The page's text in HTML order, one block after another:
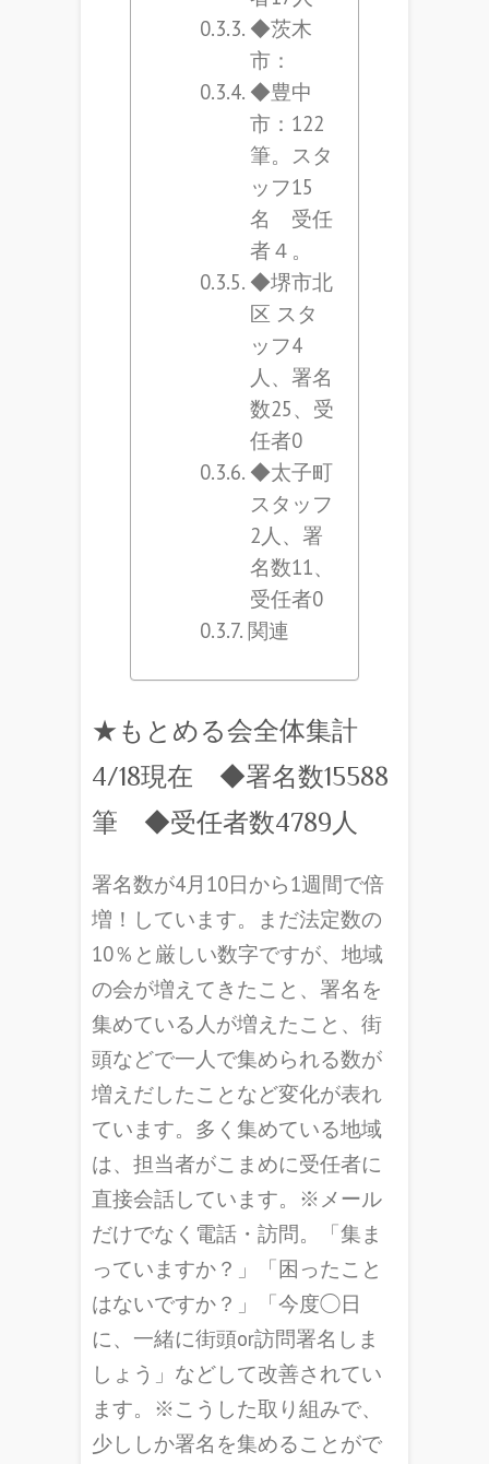
◆茨木
市：
◆豊中
市：122
筆。スタ
ッフ15
名 受任
者４。
◆堺市北
区 スタ
ッフ4
人、署名
数25、受
任者0
◆太子町
スタッフ
2人、署
名数11、
受任者0
関連
★もとめる会全体集計
4/18現在 ◆署名数15588
筆 ◆受任者数4789人
署名数が4月10日から1週間で倍
増！しています。まだ法定数の
10％と厳しい数字ですが、地域
の会が増えてきたこと、署名を
集めている人が増えたこと、街
頭などで一人で集められる数が
増えだしたことなど変化が表れ
ています。多く集めている地域
は、担当者がこまめに受任者に
直接会話しています。※メール
だけでなく電話・訪問。「集ま
っていますか？」「困ったこと
はないですか？」「今度◯日
に、一緒に街頭or訪問署名しま
しょう」などして改善されてい
ます。※こうした取り組みで、
少ししか署名を集めることがで